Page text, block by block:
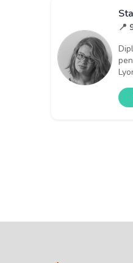
📍